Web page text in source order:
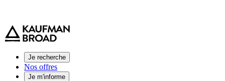
Je recherche
Nos offres
Je m'informe